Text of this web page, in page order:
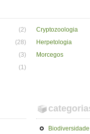
(2)
Cryptozoologia
(28)
Herpetologia
(3)
Morcegos
(1)
Biodiversidade